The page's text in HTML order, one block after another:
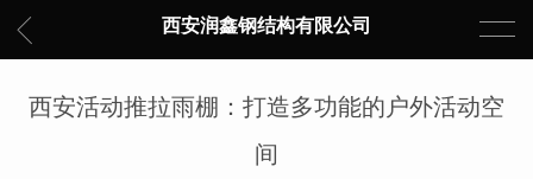
西安润鑫钢结构有限公司
西安活动推拉雨棚：打造多功能的户外活动空
间